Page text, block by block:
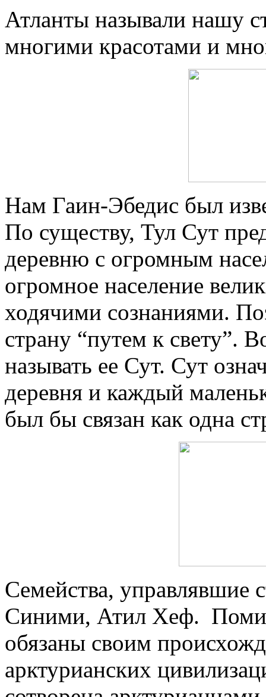
Атланты называли нашу
многими красотами и
Нам Гаин-Эбедис был
По существу, Тул Сут
деревню с огромным
огромное население
ходячими сознаниями.
страну “путем к свету”.
называть ее Сут. Сут
деревня и каждый
был бы связан как одна
Семейства, управлявшие
Синими, Атил Хеф.
обязаны своим
арктурианских